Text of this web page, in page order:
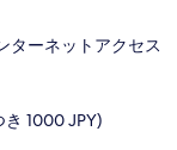
ターネットアクセス
1000 JPY)